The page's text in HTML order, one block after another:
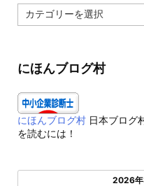
テ
ー
にほんブログ村
にほんブログ村 日本ブログ
を読むには！
2026年